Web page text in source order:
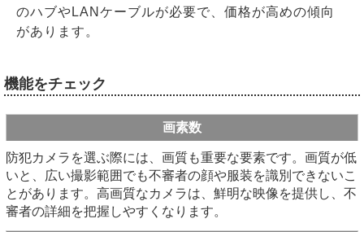
のハブやLANケーブルが必要で、価格が高めの傾向
があります。
機能をチェック
画素数
防犯カメラを選ぶ際には、画質も重要な要素です。画質が低
いと、広い撮影範囲でも不審者の顔や服装を識別できないこ
とがあります。高画質なカメラは、鮮明な映像を提供し、不
審者の詳細を把握しやすくなります。